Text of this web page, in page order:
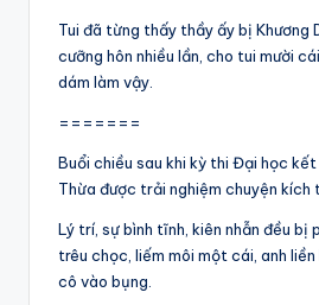
Tui đã từng thấy thầy ấy bị Khương
cưỡng hôn nhiều lần, cho tui mười
dám làm vậy.
=======
Buổi chiều sau khi kỳ thi Đại học
Thừa được trải nghiệm chuyện kích
Lý trí, sự bình tĩnh, kiên nhẫn đều bị
trêu chọc, liếm môi một cái, anh
cô vào bụng.